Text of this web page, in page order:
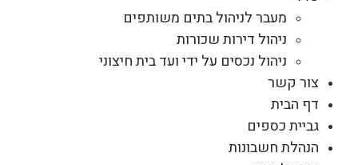
מעבר לניהול בתים משותפים
ניהול דירות שכורות
ניהול נכסים על ידי ועד בית חיצוני
צור קשר
דף הבית
גביית כספים
הנהלת חשבונות